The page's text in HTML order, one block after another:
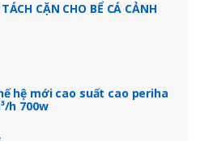
CẶN CHO BỂ CÁ CẢNH
hệ mới cao suất cao periha
h 700w